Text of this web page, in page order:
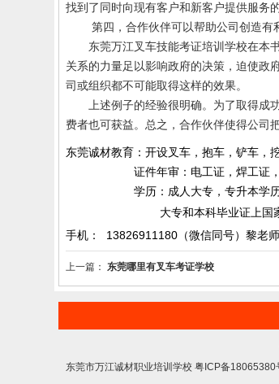
找到了同时向现有客户和新客户提供服务
第四，合作伙伴可以帮助公司创造有
东莞万江叉车技能考证培训学校在本
关系的力量足以影响政府的决策，迫使政
司或组织都不可能取得这样的效果。
上述例子的经验很明确。为了取得
费者也可获益。总之，合作伙伴使得公司
东莞诚材教育：开设叉车，抱车，铲车，
证件年审：电工证，焊工证，叉车
学历：成人大专，专升本学历教育（
大专和本科毕业证上国家学信
手机： 13826911180（微信同号）黎老师
上一篇： 东莞哪里有叉车考证学校
东莞市万江诚材职业培训学校 粤ICP备